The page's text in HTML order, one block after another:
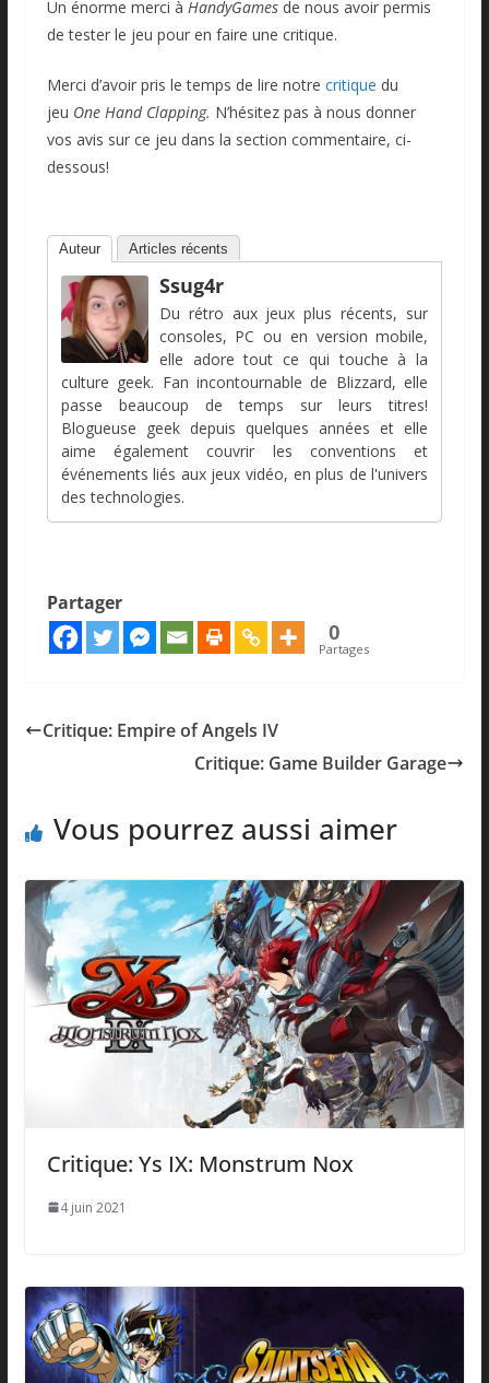
Un énorme merci à HandyGamesde nous avoir permis
de tester le jeu pour en faire une critique.
Merci d’avoir pris le temps de lire notre critique du
jeu One Hand Clapping. N’hésitez pas à nous donner
vos avis sur ce jeu dans la section commentaire, ci-
dessous!
Auteur Articles récents
Ssug4r
Du rétro aux jeux plus récents, sur
consoles, PC ou en version mobile,
elle adore tout ce qui touche à la
culture geek. Fan incontournable de Blizzard, elle
passe beaucoup de temps sur leurs titres!
Blogueuse geek depuis quelques années et elle
aime également couvrir les conventions et
événements liés aux jeux vidéo, en plus de l'univers
des technologies.
Partager
0
Partages
Critique: Empire of Angels IV
Critique: Game Builder Garage
Vous pourrez aussi aimer
Critique: Ys IX: Monstrum Nox
4 juin 2021